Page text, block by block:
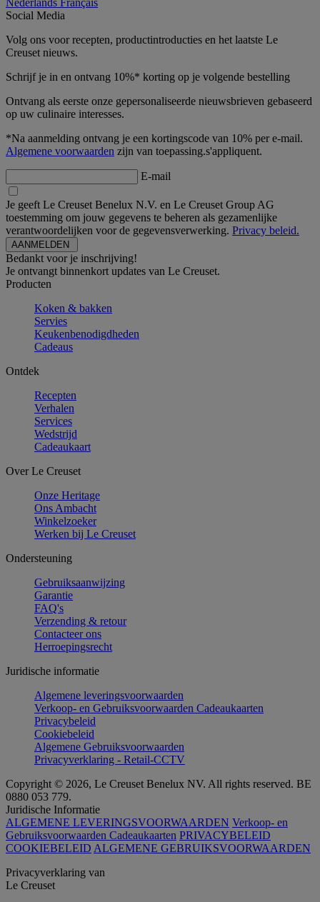
Social Media
Volg ons voor recepten, productintroducties en het laatste Le
Creuset nieuws.
Schrijf je in en ontvang 10%* korting op je volgende bestelling
Ontvang als eerste onze gepersonaliseerde nieuwsbrieven gebaseerd
op uw culinaire interesses.
*Na aanmelding ontvang je een kortingscode van 10% per e-mail.
Algemene voorwaarden zijn van toepassing.s'appliquent.
E-mail
Je geeft Le Creuset Benelux N.V. en Le Creuset Group AG
toestemming om jouw gegevens te beheren als gezamenlijke
verantwoordelijken voor de gegevensverwerking. Privacy beleid.
Bedankt voor je inschrijving!
Je ontvangt binnenkort updates van Le Creuset.
Producten
Koken & bakken
Servies
Keukenbenodigdheden
Cadeaus
Ontdek
Recepten
Verhalen
Services
Wedstrijd
Cadeaukaart
Over Le Creuset
Onze Heritage
Ons Ambacht
Winkelzoeker
Werken bij Le Creuset
Ondersteuning
Gebruiksaanwijzing
Garantie
FAQ's
Verzending & retour
Contacteer ons
Herroepingsrecht
Juridische informatie
Algemene leveringsvoorwaarden
Verkoop- en Gebruiksvoorwaarden Cadeaukaarten
Privacybeleid
Cookiebeleid
Algemene Gebruiksvoorwaarden
Privacyverklaring - Retail-CCTV
Copyright © 2026, Le Creuset Benelux NV. All rights reserved. BE
0880 053 779.
Juridische Informatie
ALGEMENE LEVERINGSVOORWAARDEN Verkoop- en
Gebruiksvoorwaarden Cadeaukaarten PRIVACYBELEID
COOKIEBELEID ALGEMENE GEBRUIKSVOORWAARDEN
Privacyverklaring van
Le Creuset